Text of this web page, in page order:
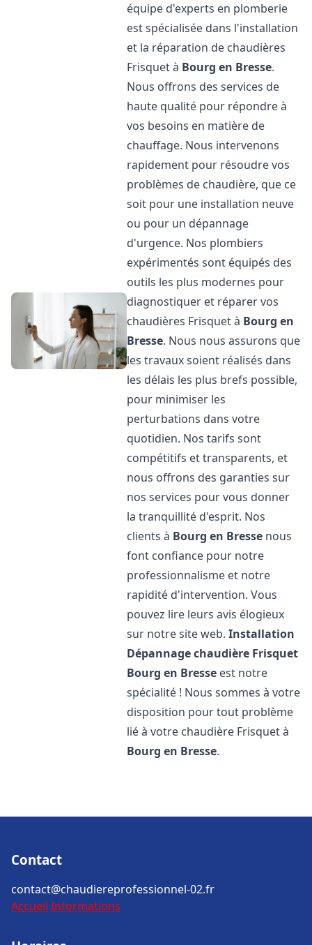
équipe d'experts en plomberie
est spécialisée dans l'installation
et la réparation de chaudières
Frisquet à Bourg en Bresse.
Nous offrons des services de
haute qualité pour répondre à
vos besoins en matière de
chauffage. Nous intervenons
rapidement pour résoudre vos
problèmes de chaudière, que ce
soit pour une installation neuve
ou pour un dépannage
d'urgence. Nos plombiers
expérimentés sont équipés des
outils les plus modernes pour
diagnostiquer et réparer vos
chaudières Frisquet à Bourg en
Bresse. Nous nous assurons que
les travaux soient réalisés dans
les délais les plus brefs possible,
pour minimiser les
perturbations dans votre
quotidien. Nos tarifs sont
compétitifs et transparents, et
nous offrons des garanties sur
nos services pour vous donner
la tranquillité d'esprit. Nos
clients à Bourg en Bresse nous
font confiance pour notre
professionnalisme et notre
rapidité d'intervention. Vous
pouvez lire leurs avis élogieux
sur notre site web.Installation
Dépannage chaudière Frisquet
Bourg en Bresse est notre
spécialité ! Nous sommes à votre
disposition pour tout problème
lié à votre chaudière Frisquet à
Bourg en Bresse.
Contact
contact@chaudiereprofessionnel-02.fr
Accueil Informations